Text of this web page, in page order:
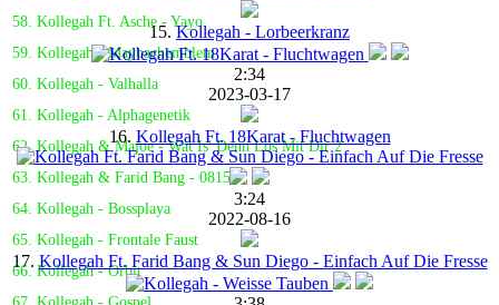
58. Kollegah Ft. Asche - Yayo
59. Kollegah - Maybachemblem
60. Kollegah - Valhalla
61. Kollegah - Alphagenetik
62. Kollegah & Majoe - Wat Is' Denn Los Mit Dir 2
63. Kollegah & Farid Bang - 0815
64. Kollegah - Bossplaya
65. Kollegah - Frontale Faust
66. Kollegah - Orbit
15.Kollegah - Lorbeerkranz
2:34
2023-03-17
16. Kollegah Ft. 18Karat - Fluchtwagen
3:24
2022-08-16
17.Kollegah Ft. Farid Bang & Sun Diego - Einfach Auf Die Fresse